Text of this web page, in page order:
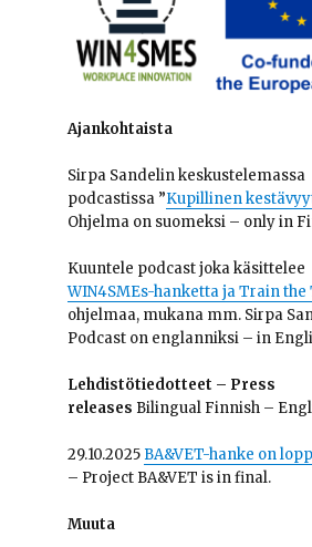
Ajankohtaista
Sirpa Sandelin keskustelemassa
podcastissa ”Kupillinen
Ohjelma on suomeksi – only in
Kuuntele podcast joka käsittelee
WIN4SMEs-hanketta ja Train
ohjelmaa, mukana mm. Sirpa
Podcast on englanniksi – in
Lehdistötiedotteet – Press
releases Bilingual Finnish –
29.10.2025 BA&VET-hanke on
– Project BA&VET is in final.
Muuta